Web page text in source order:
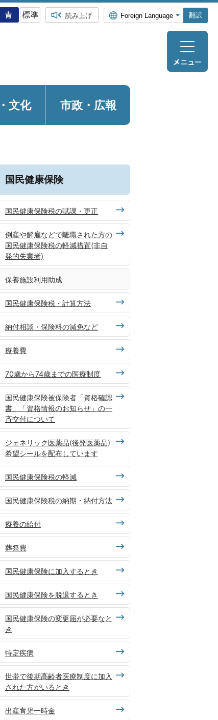
読み上げ 翻訳
文化 市政・広報
国民健康保険
国民健康保険税の賦課・更正
倒産や解雇などで離職された方の
国民健康保険税の軽減措置(非自
発的失業者)
保養施設利用助成
国民健康保険税・計算方法
納付相談・保険料の減免など
療養費
70歳から74歳までの医療制度
国民健康保険被保険者「資格確認
書」「資格情報のお知らせ」の一
斉交付について
ジェネリック医薬品(後発医薬品)
希望シールを配布しています
国民健康保険税の軽減
国民健康保険税の納期・納付方法
療養の給付
葬祭費
国民健康保険に加入するとき
国民健康保険を脱退するとき
国民健康保険の変更届が必要なと
き
特定疾病
世帯で後期高齢者医療制度に加入
された方がいるとき
出産育児一時金